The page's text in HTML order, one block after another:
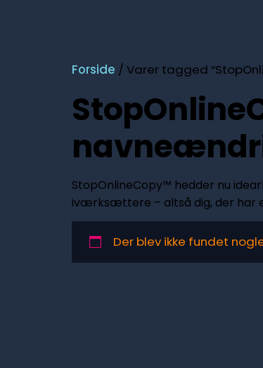
Forside / Varer tagged
StopOnlineCopy™ hedder nu
iværksættere – altså dig, der har
Der blev ikke fundet